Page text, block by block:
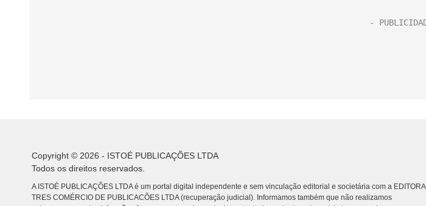
Copyright © 2026 - ISTOÉ PUBLICAÇÕES LTDA
Todos os direitos reservados.
A ISTOÉ PUBLICAÇÕES LTDA é um portal digital independente e sem vinculação editorial e societária com a EDITORA
TRES COMÉRCIO DE PUBLICACÕES LTDA (recuperação judicial). Informamos também que não realizamos